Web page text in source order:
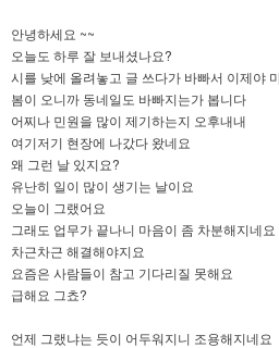
안녕하세요 ~~
오늘도 하루 잘 보내셨나요?
시를 낮에 올려놓고 글 쓰다가 바빠서 이제야
봄이 오니까 동네일도 바빠지는가 봅니다
어찌나 민원을 많이 제기하는지 오후내내
여기저기 현장에 나갔다 왔네요
왜 그런 날 있지요?
유난히 일이 많이 생기는 날이요
오늘이 그랬어요
그래도 업무가 끝나니 마음이 좀 차분해지네요
차근차근 해결해야지요
요즘은 사람들이 참고 기다리질 못해요
급해요 그쵸?
언제 그랬냐는 듯이 어두워지니 조용해지네요